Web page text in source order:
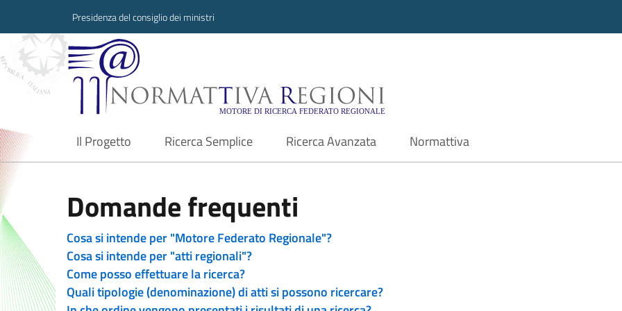
Presidenza del consiglio dei ministri
Normattiva Regioni - Motore di ricerca
Il Progetto
current Ricerca Semplice Ricerca Avanzata Normattiva
Domande frequenti
Cosa si intende per "Motore Federato Regionale"?
Cosa si intende per "atti regionali"?
Come posso effettuare la ricerca?
Quali tipologie (denominazione) di atti si possono ricercare?